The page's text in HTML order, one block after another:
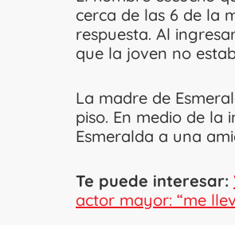
cerca de las 6 de la
respuesta. Al
que la joven no
La madre de
piso. En medio de la
Esmeralda a una
Te puede interesar:
actor mayor: “me